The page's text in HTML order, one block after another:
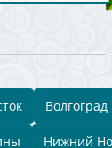
Волгоград
Нижний